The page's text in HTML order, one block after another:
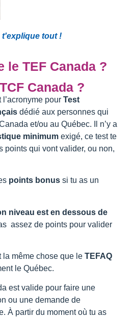
t'explique tout !
le TEF Canada ?
Canada ?
l’acronyme pour Test
dédié aux personnes qui
et/ou au Québec. Il n’y a
minimum exigé, ce test te
points qui vont valider, ou non,
points bonus si tu as un
niveau est en dessous de
assez de points pour valider
la même chose que le TEFAQ
le Québec.
est valide pour faire une
ou une demande de
À partir du moment où tu as